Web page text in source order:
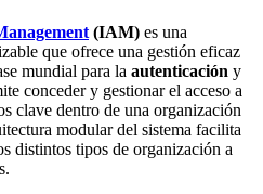
(IAM) es una
que ofrece una gestión eficaz
mundial para la autenticación y
conceder y gestionar el acceso a
clave dentro de una organización
modular del sistema facilita
distintos tipos de organización a